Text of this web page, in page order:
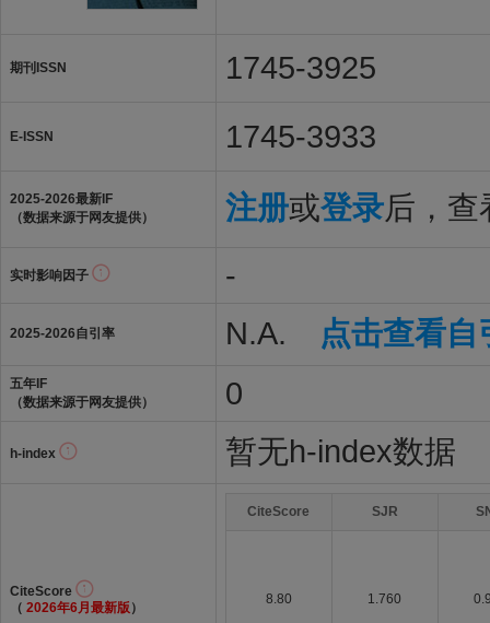
期刊ISSN 1745-3925
E-ISSN 1745-3933
2025-2026最新IF
（数据来源于网友提供）
注册或登录后，查
实时影响因子 -
2025-2026自引率 N.A. 点击查看
五年IF
（数据来源于网友提供）
0
h-index 暂无h-index数据
CiteScore
（ 2026年6月最新版 ）
CiteScore SJR
8.80 1.760